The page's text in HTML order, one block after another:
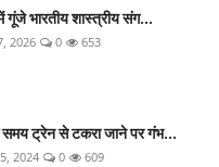
भारतीय शास्त्रीय संग...
2026 0 653
समय ट्रेन से टकरा जाने पर गंभ...
2024 0 609